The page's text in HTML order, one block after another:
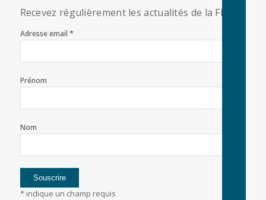
Recevez régulièrement les actualités de la FFF
Adresse email *
Prénom
Nom
*indique un champ requis